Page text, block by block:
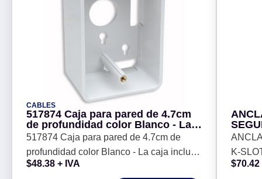
CABLES
517874 Caja para pared de 4.7cm
de profundidad color Blanco - La
caja incluye tornillos de montaje.
517874 Caja para pared de 4.7cm de
profundidad color Blanco - La caja incluye
tornillos de montaje.
$48.38 + IVA
C/
K-
$70.42